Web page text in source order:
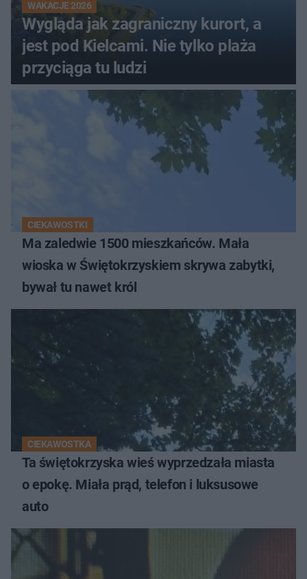
WAKACJE 2026
Wygląda jak zagraniczny kurort, a
jest pod Kielcami. Nie tylko plaża
przyciąga tu ludzi
CIEKAWOSTKI
Ma zaledwie 1500 mieszkańców. Mała
wioska w Świętokrzyskiem skrywa zabytki,
bywał tu nawet król
CIEKAWOSTKA
Ta świętokrzyska wieś wyprzedzała miasta
o epokę. Miała prąd, telefon i luksusowe
auto